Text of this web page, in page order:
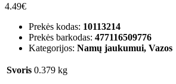
4.49€
Prekės kodas: 10113214
Prekės barkodas: 477116509776
Kategorijos: Namų jaukumui, Vazos
Svoris 0.379 kg